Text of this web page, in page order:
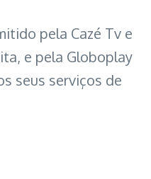
pela Cazé Tv e
e pela Globoplay
seus serviços de